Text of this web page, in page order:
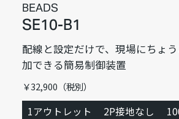
BEADS
SE10-B1
配線と設定だけで、現場にちょ
加できる簡易制御装置
￥32,900（税別）
1アウトレット 2P接地なし